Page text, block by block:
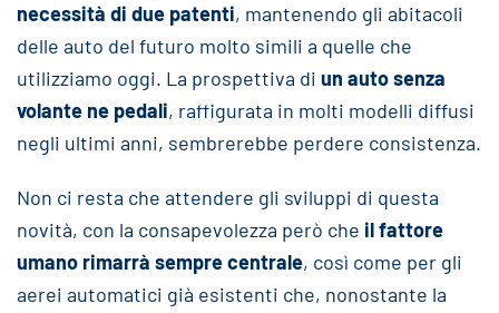
necessità di due patenti, mantenendo gli abitacoli
delle auto del futuro molto simili a quelle che
utilizziamo oggi. La prospettiva di un auto senza
volante ne pedali, raffigurata in molti modelli diffusi
negli ultimi anni, sembrerebbe perdere consistenza.
Non ci resta che attendere gli sviluppi di questa
novità, con la consapevolezza però che il fattore
umano rimarrà sempre centrale, così come per gli
aerei automatici già esistenti che, nonostante la